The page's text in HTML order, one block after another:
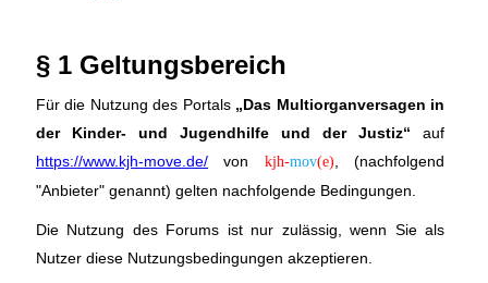
§ 1 Geltungsbereich
Für die Nutzung des Portals „Das Multiorganversagen in
der Kinder- und Jugendhilfe und der Justiz“ auf
https://www.kjh-move.de/ von kjh-mov(e), (nachfolgend
"Anbieter" genannt) gelten nachfolgende Bedingungen.
Die Nutzung des Forums ist nur zulässig, wenn Sie als
Nutzer diese Nutzungsbedingungen akzeptieren.